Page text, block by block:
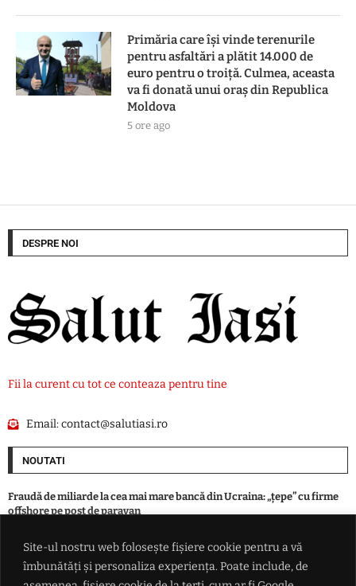
Site-ul nostru web folosește fișiere cookie pentru a vă
îmbunătăți și personaliza experiența. Poate include, de
Primăria care își vinde terenurile
pentru asfaltări a plătit 14.000 de
euro pentru o troiță. Culmea, aceasta
va fi donată unui oraș din Republica
Moldova
5 ore ago
DESPRE NOI
Fii la curent cu tot ce conteaza pentru tine
Email:contact@salutiasi.ro
NOUTATI
Fraudă de miliarde la cea mai mare bancă din Ucraina: „țepe” cu firme
offshore pe post de paravan
O premieră: revine în forță avionul supersonic / Aeronavele de linie o să
depășească viteza sunetului, există însă un sigur „hop”